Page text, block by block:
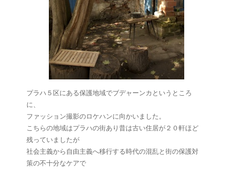
プラハ５区にある保護地域でブデャーンカというところ
に、
ファッション撮影のロケハンに向かいました。
こちらの地域はプラハの街あり昔は古い住居が２０軒ほど
残っていましたが
社会主義から自由主義へ移行する時代の混乱と街の保護対
策の不十分なケアで